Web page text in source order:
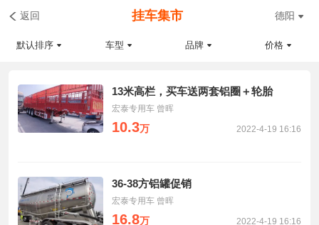
返回 挂车集市 德阳
默认排序 车型 品牌 价格
13米高栏，买车送两套铝圈＋轮胎
宏泰专用车 曾晖
10.3万 2022-4-19 16:16
36-38方铝罐促销
宏泰专用车 曾晖
16.8万 2022-4-19 16:16